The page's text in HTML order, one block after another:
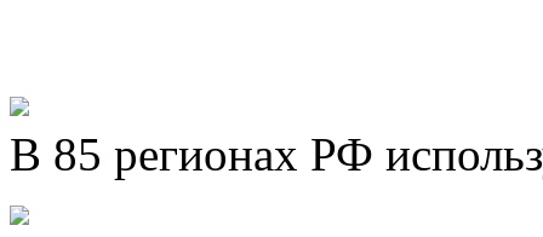
В 85 регионах РФ